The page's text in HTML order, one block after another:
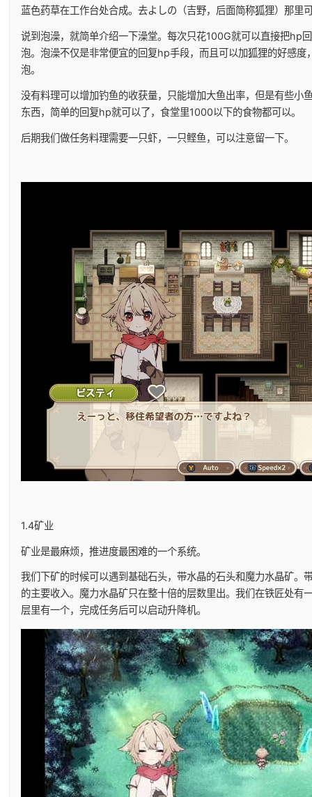
蓝色药草在工作台处合成。去よしの（吉野，后面简称狐狸）那里
说到泡澡，就简单介绍一下澡堂。每次只花100G就可以直接把hp
泡。泡澡不仅是非常便宜的回复hp手段，而且可以加狐狸的好感度
泡。
没有料理可以增加钓鱼的收获量，只能增加大鱼出率，但是有些小
东西，简单的回复hp就可以了，食堂里1000以下的食物都可以。
后期我们做任务料理需要一只虾，一只鲣鱼，可以注意留一下。
1.4矿业
矿业是最麻烦，推进度最困难的一个系统。
我们下矿的时候可以遇到基础石头，带水晶的石头和魔力水晶矿。
的主要收入。魔力水晶矿只在整十倍的层数里出。我们在铁匠处有
层里有一个，完成任务后可以启动升降机。